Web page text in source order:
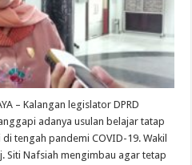
– Kalangan legislator DPRD
adanya usulan belajar tatap
tengah pandemi COVID-19. Wakil
Siti Nafsiah mengimbau agar tetap